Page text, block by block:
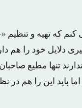
که تهیه و
دلایل خود را هم
تنها مطیع
باید این را هم در